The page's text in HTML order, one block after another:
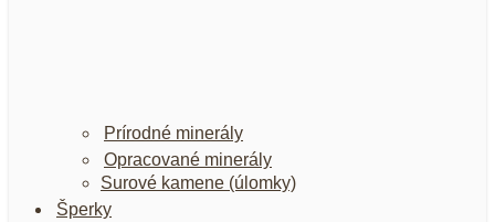
Prírodné minerály
Opracované minerály
Surové kamene (úlomky)
Šperky